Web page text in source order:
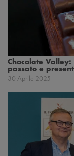
Chocolate
passato e
30 Aprile 2025